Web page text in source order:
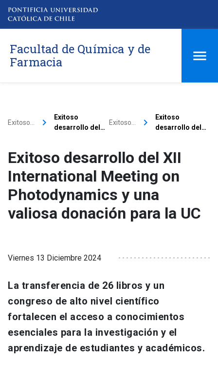
Facultad de Química y de
Farmacia
Exitoso… keyboard_arrow_right
Exitoso
desarrollo del…
Exitoso… keyboard_arrow_right
Exitoso
desarrollo del…
Exitoso desarrollo del XII
International Meeting on
Photodynamics y una
valiosa donación para la UC
Viernes 13 Diciembre 2024
La transferencia de 26 libros y un
congreso de alto nivel científico
fortalecen el acceso a conocimientos
esenciales para la investigación y el
aprendizaje de estudiantes y académicos.